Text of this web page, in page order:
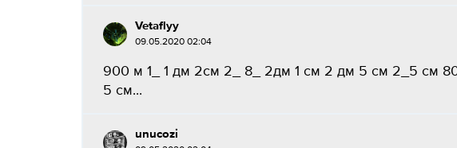
Vetaflyy
09.05.2020 02:04
900 м 1_ 1 дм 2см 2_ 8_ 2дм 1 см 2 дм 5 см 2_5 см
5 см...
unucozi